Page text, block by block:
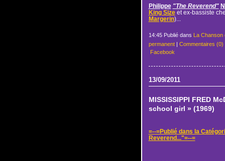
Philippe "The Reverend"
King Sizeet ex-bassiste
Margerin)...
14:45 Publié dans La Chanson
permanent| Commentaires (0)
Facebook
13/09/2011
MISSISSIPPI FRED
school girl » (1969)
=--=Publié dans la
Reverend..."=--=